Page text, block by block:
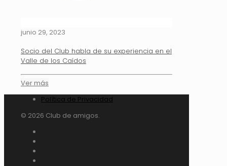
junio 29, 2023
Socio del Club habla de su experiencia en el
Valle de los Caídos
Ver más
Política de Privacidad
© 2026 Club de amigos.